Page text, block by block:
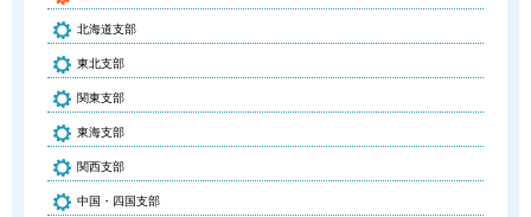
北海道支部
東北支部
関東支部
東海支部
関西支部
中国・四国支部